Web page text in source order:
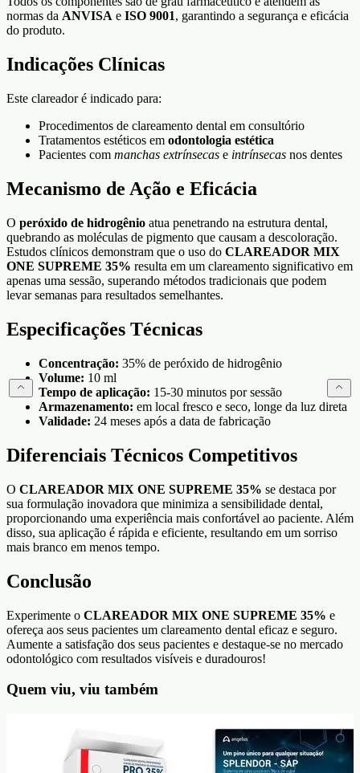
normas da ANVISA e ISO 9001, garantindo a segurança e eficácia
do produto.
Indicações Clínicas
Este clareador é indicado para:
Procedimentos de clareamento dental em consultório
Tratamentos estéticos em odontologia estética
Pacientes com manchas extrínsecas e intrínsecas nos dentes
Mecanismo de Ação e Eficácia
O peróxido de hidrogênio atua penetrando na estrutura dental,
quebrando as moléculas de pigmento que causam a descoloração.
Estudos clínicos demonstram que o uso do CLAREADOR MIX
ONE SUPREME 35% resulta em um clareamento significativo em
apenas uma sessão, superando métodos tradicionais que podem
levar semanas para resultados semelhantes.
Especificações Técnicas
Concentração: 35% de peróxido de hidrogênio
Volume: 10 ml
Tempo de aplicação: 15-30 minutos por sessão
Armazenamento: em local fresco e seco, longe da luz direta
Validade: 24 meses após a data de fabricação
Diferenciais Técnicos Competitivos
O CLAREADOR MIX ONE SUPREME 35% se destaca por
sua formulação inovadora que minimiza a sensibilidade dental,
proporcionando uma experiência mais confortável ao paciente. Além
disso, sua aplicação é rápida e eficiente, resultando em um sorriso
mais branco em menos tempo.
Conclusão
Experimente o CLAREADOR MIX ONE SUPREME 35% e
ofereça aos seus pacientes um clareamento dental eficaz e seguro.
Aumente a satisfação dos seus pacientes e destaque-se no mercado
odontológico com resultados visíveis e duradouros!
Quem viu, viu também